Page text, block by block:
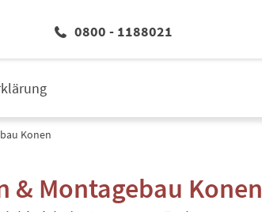
0800 - 1188021
Konen
& Montagebau Konen